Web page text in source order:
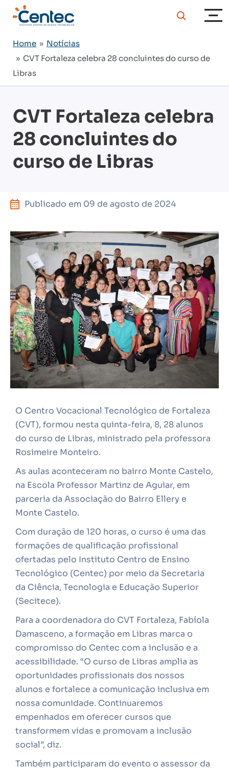
Home » Notícias
» CVT Fortaleza celebra 28 concluintes do curso de
Libras
CVT Fortaleza celebra
28 concluintes do
curso de Libras
Publicado em 09 de agosto de 2024
O Centro Vocacional Tecnológico de Fortaleza
(CVT), formou nesta quinta-feira, 8, 28 alunos
do curso de Libras, ministrado pela professora
Rosimeire Monteiro.
As aulas aconteceram no bairro Monte Castelo,
na Escola Professor Martinz de Aguiar, em
parceria da Associação do Bairro Ellery e
Monte Castelo.
Com duração de 120 horas, o curso é uma das
formações de qualificação profissional
ofertadas pelo Instituto Centro de Ensino
Tecnológico (Centec) por meio da Secretaria
da Ciência, Tecnologia e Educação Superior
(Secitece).
Para a coordenadora do CVT Fortaleza, Fabíola
Damasceno, a formação em Libras marca o
compromisso do Centec com a inclusão e a
acessibilidade. “O curso de Libras amplia as
oportunidades profissionais dos nossos
alunos e fortalece a comunicação inclusiva em
nossa comunidade. Continuaremos
empenhados em oferecer cursos que
transformem vidas e promovam a inclusão
social”, diz.
Também participaram do evento o assessor da